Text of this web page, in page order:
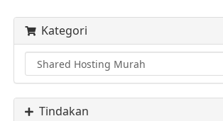
Kategori
Tindakan